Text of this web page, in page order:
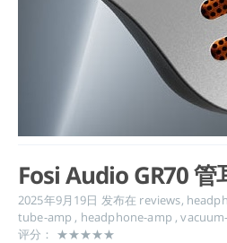
Fosi Audio GR70 管
2025年9月19日 发布在 reviews,
tube-amp , headphone-amp ,
评分： ★★★★★